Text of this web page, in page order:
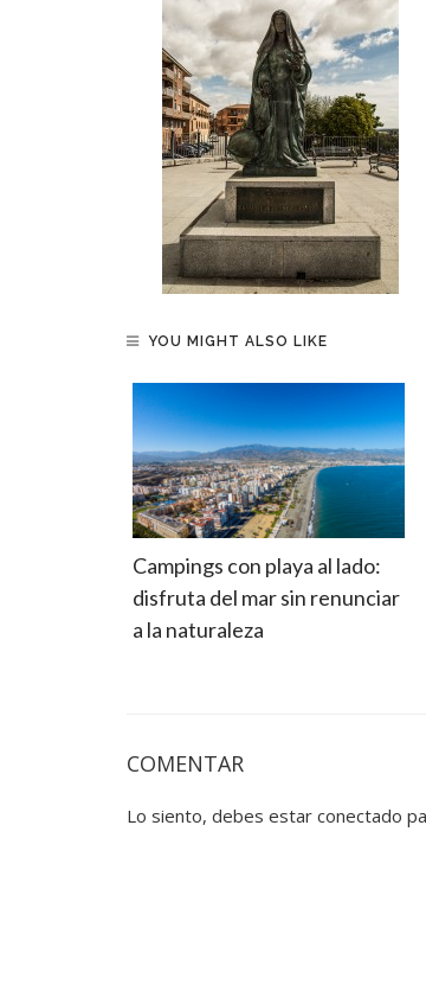
YOU MIGHT ALSO LIKE
Campings con playa al lado:
disfruta del mar sin renunciar
a la naturaleza
COMENTAR
Lo siento, debes estar conectado